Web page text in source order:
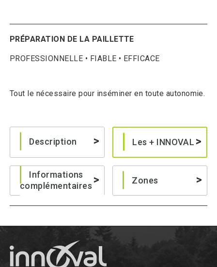
PRÉPARATION DE LA PAILLETTE
PROFESSIONNELLE • FIABLE • EFFICACE
Tout le nécessaire pour inséminer en toute autonomie.
Description Les + INNOVAL
Informations
complémentaires
Zones